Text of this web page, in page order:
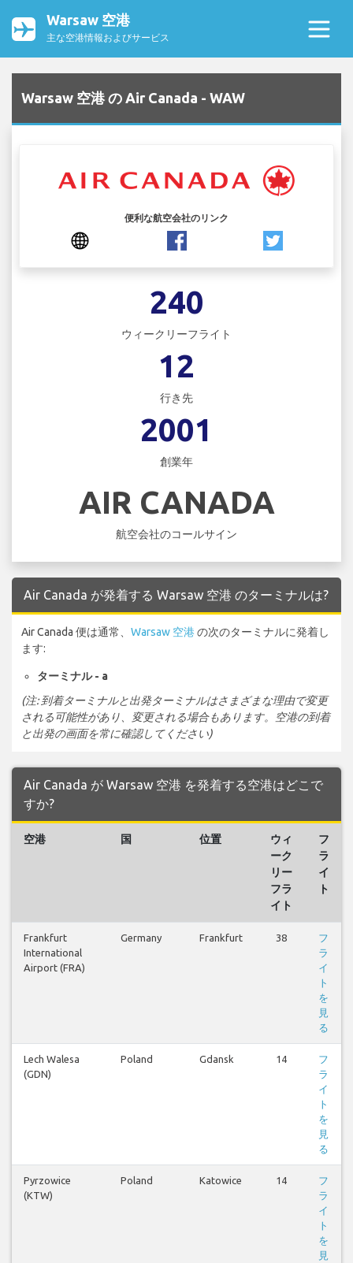
Warsaw 空港
主な空港情報およびサービス
Warsaw 空港 の Air Canada - WAW
便利な航空会社のリンク
240
ウィークリーフライト
12
行き先
2001
創業年
AIR CANADA
航空会社のコールサイン
Air Canada が発着する Warsaw 空港 のターミナルは?
Air Canada 便は通常、 Warsaw 空港の次のターミナルに発着し
ます:
ターミナル - a
(注: 到着ターミナルと出発ターミナルはさまざまな理由で変更
される可能性があり、変更される場合もあります。空港の到着
と出発の画面を常に確認してください)
Air Canada が Warsaw 空港 を発着する空港はどこで
すか?
空港 国 位置
ウィ
ーク
リー
フラ
イト
フ
ラ
イ
ト
Frankfurt
International
Airport (FRA)
Germany Frankfurt 38
フ
ラ
イ
ト
を
見
る
Lech Walesa
(GDN)
Poland Gdansk 14
フ
ラ
イ
ト
を
見
る
Pyrzowice
(KTW)
Poland Katowice 14
フ
ラ
イ
ト
を
見